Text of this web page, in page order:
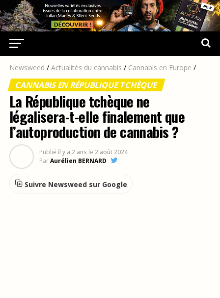
Newsweed / Actualités du cannabis / Cannabis en Europe /
CANNABIS EN RÉPUBLIQUE TCHÈQUE
La République tchèque ne
légalisera-t-elle finalement que
l’autoproduction de cannabis ?
Publié il y a 2 ans le 2 août 2024
ParAurélien BERNARD
Suivre Newsweed sur Google